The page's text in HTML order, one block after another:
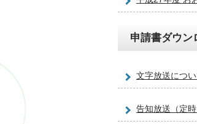
申請書ダウン
文字放送につ
告知放送（定